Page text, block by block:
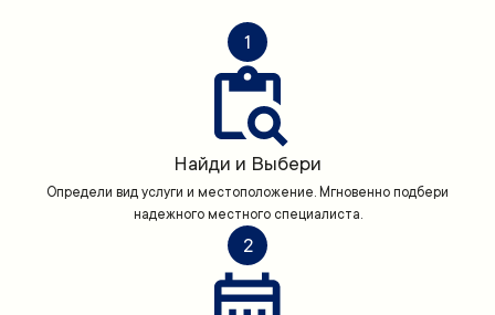
1
Найди и Выбери
Определи вид услуги и местоположение. Мгновенно подбери
надежного местного специалиста.
2